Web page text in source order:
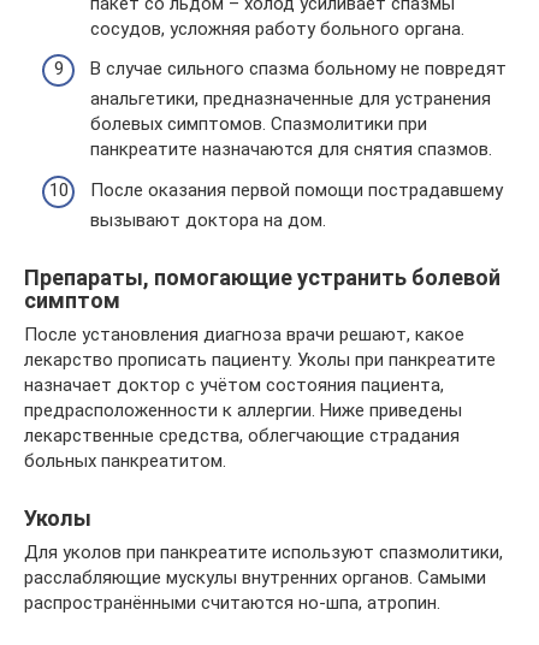
сосудов, усложняя работу больного органа.
В случае сильного спазма больному не повредят
анальгетики, предназначенные для устранения
болевых симптомов. Спазмолитики при
панкреатите назначаются для снятия спазмов.
После оказания первой помощи пострадавшему
вызывают доктора на дом.
Препараты, помогающие устранить болевой
симптом
После установления диагноза врачи решают, какое
лекарство прописать пациенту. Уколы при панкреатите
назначает доктор с учётом состояния пациента,
предрасположенности к аллергии. Ниже приведены
лекарственные средства, облегчающие страдания
больных панкреатитом.
Уколы
Для уколов при панкреатите используют спазмолитики,
расслабляющие мускулы внутренних органов. Самыми
распространёнными считаются но-шпа, атропин.